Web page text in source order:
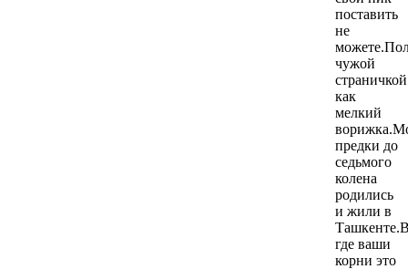
поставить
не
чужой
страничкой
как
мелкий
предки до
седьмого
колена
родились
и жили в
где ваши
корни это